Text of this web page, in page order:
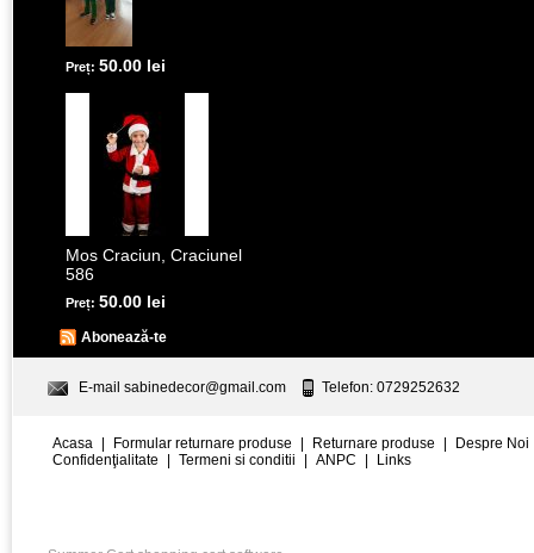
Preț: 50.00 lei
Mos Craciun, Craciunel
586
Preț: 50.00 lei
Abonează-te
E-mail sabinedecor@gmail.com Telefon: 0729252632
Acasa Formular returnare produse Returnare produse
Despre Noi
Confidenţialitate
Termeni si conditii ANPC Links